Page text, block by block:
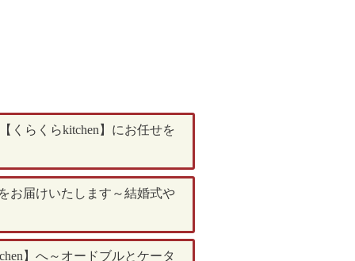
くらくらkitchen】にお任せを
お届けいたします～結婚式や
】へ～オードブルとケータ